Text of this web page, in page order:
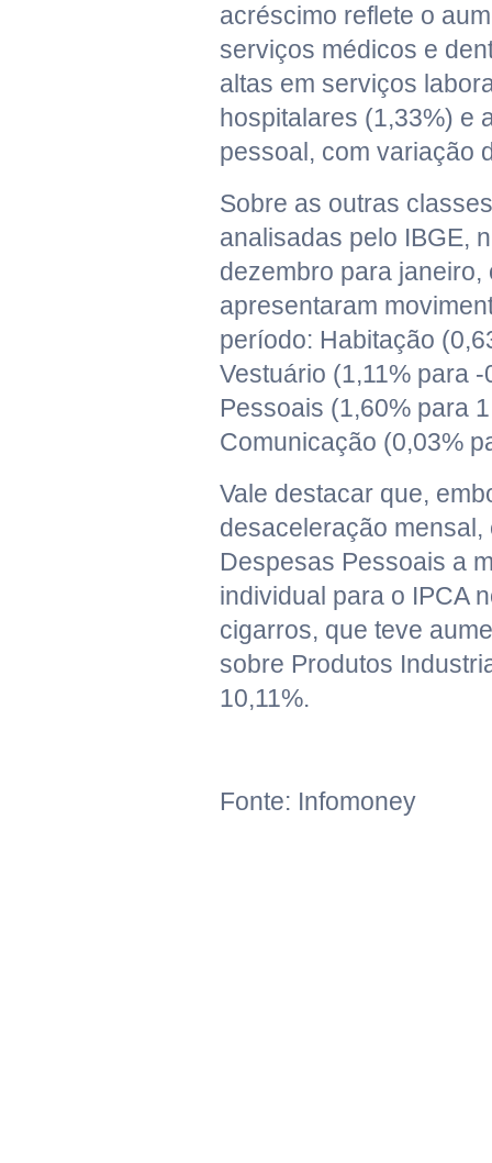
acréscimo reflete o
serviços médicos e
altas em serviços
hospitalares (1,33%) e
pessoal, com variação
Sobre as outras
analisadas pelo IBGE,
dezembro para janeiro,
apresentaram
período: Habitação
Vestuário (1,11% para
Pessoais (1,60% para
Comunicação (0,03%
Vale destacar que,
desaceleração mensal,
Despesas Pessoais a
individual para o IPCA
cigarros, que teve
sobre Produtos
10,11%.
Fonte: Infomoney